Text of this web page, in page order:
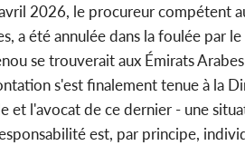
2026, le procureur compétent
a été annulée dans la foulée par
se trouverait aux Émirats
s'est finalement tenue à la
et l'avocat de ce dernier - une
est, par principe,